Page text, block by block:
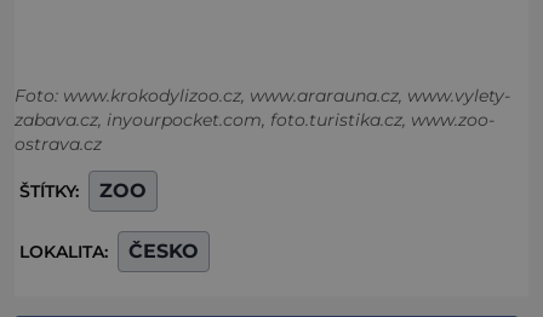
Foto: www.krokodylizoo.cz, www.ararauna.cz, www.vylety-
zabava.cz, inyourpocket.com, foto.turistika.cz, www.zoo-
ostrava.cz
ŠTÍTKY: ZOO
LOKALITA: ČESKO